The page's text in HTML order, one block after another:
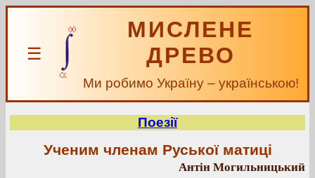
☰
МИСЛЕНЕ
ДРЕВО
Ми робимо Україну – українською!
Поезії
Ученим членам Руської матиці
Антін Могильницький